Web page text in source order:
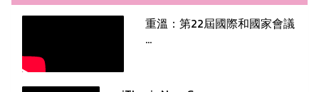
重溫：第22屆國際和國家會議
...